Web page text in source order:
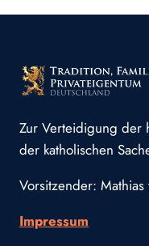
Zur Verteidigung der
der katholischen
Vorsitzender:
Impressum